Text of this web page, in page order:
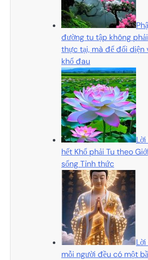
đường tu tập không
thực tại, mà để đối diện
khổ đau
hết Khổ phải Tu theo
sống Tỉnh thức
mỗi người đều có một